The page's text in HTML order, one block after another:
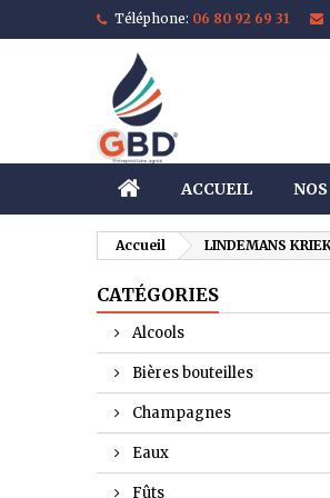
Téléphone: 06 80 92 69 31
ACCUEIL
Accueil LINDEMANS
CATÉGORIES
Alcools
Bières bouteilles
Champagnes
Eaux
Fûts